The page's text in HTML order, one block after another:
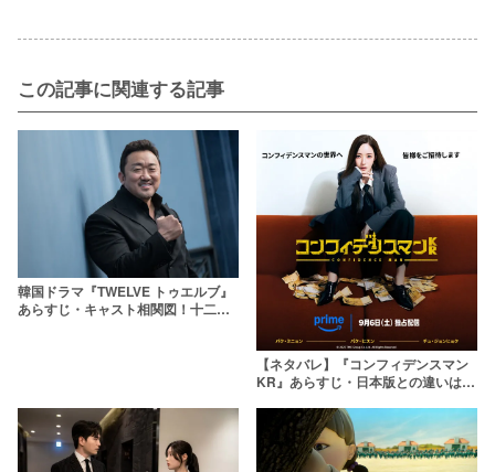
この記事に関連する記事
韓国ドラマ『TWELVE トゥエルブ』
あらすじ・キャスト相関図！十二支
【ネタバレ】『コンフィデンスマン
KR』あらすじ・日本版との違いは？